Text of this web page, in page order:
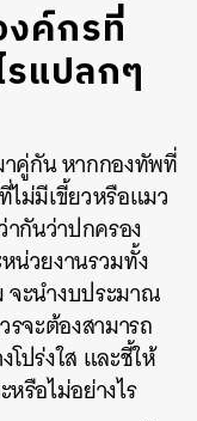
งค์กรที่
รแปลกๆ
คู่กัน หากกองทัพที่
ไม่มีเขี้ยวหรือแมว
ากันว่าปกครอง
น่วยงานรวมทั้ง
จะนำงบประมาณ
รจะต้องสามารถ
ปร่งใส และชี้ให้
รือไม่อย่างไร